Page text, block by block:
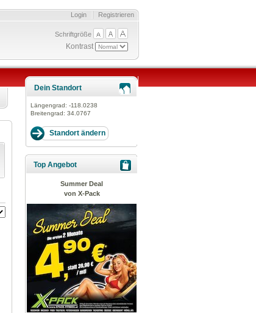
Registrieren
Login
Schriftgröße
Kontrast
Dein Standort
Längengrad: -118.0238
Breitengrad: 34.0767
Top Angebot
Summer Deal
von X-Pack